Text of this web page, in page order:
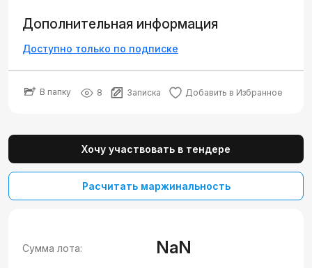
Дополнительная информация
Доступно только по подписке
В папку 8 Записка Добавить в Избранное
Хочу участвовать в тендере
Расчитать маржинальность
Сумма лота: NaN